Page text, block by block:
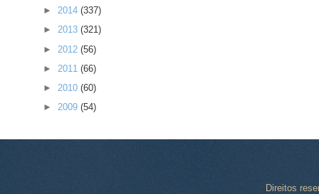
► 2014 (337)
► 2013 (321)
► 2012 (56)
► 2011 (66)
► 2010 (60)
► 2009 (54)
Direitos